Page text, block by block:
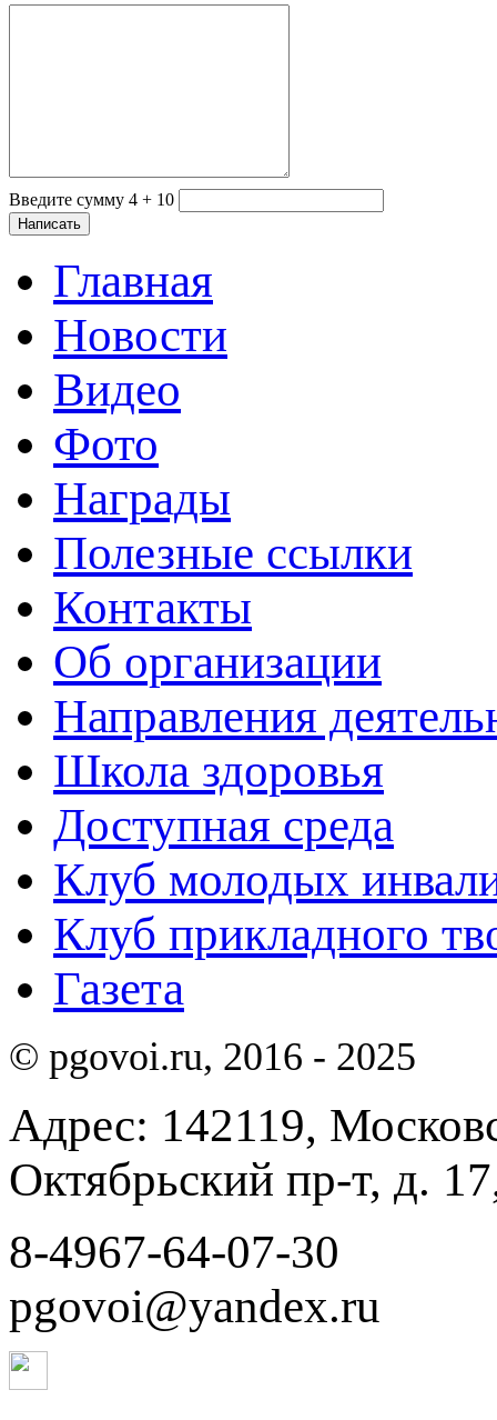
Введите сумму 4 + 10
Главная
Новости
Видео
Фото
Награды
Полезные ссылки
Контакты
Об организации
Направления
Школа здоровья
Доступная среда
Клуб молодых
Клуб прикладного
Газета
© pgovoi.ru, 2016 - 2025
Адрес: 142119,
Октябрьский пр-т, д.
8-4967-64-07-30
pgovoi@yandex.ru